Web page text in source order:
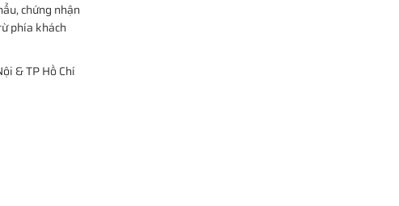
chứng nhận
phía khách
& TP Hồ Chí